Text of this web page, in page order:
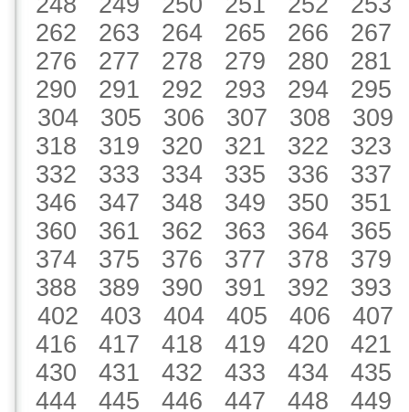
262
263 264 265 266
267
276
277 278 279 280
281
290
291 292 293 294
295
304
305 306 307 308
309
318
319 320 321 322
323
332
333 334 335 336
337
346
347 348 349 350
351
360
361 362 363 364
365
374
375 376 377 378
379
388
389 390 391 392
393
402
403 404 405 406
407
416
417 418 419 420
421
430
431 432 433 434
435
444
445 446 447 448
449